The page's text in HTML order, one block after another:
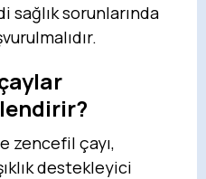
sağlık sorunlarında
zencefil çayı,
destekleyici